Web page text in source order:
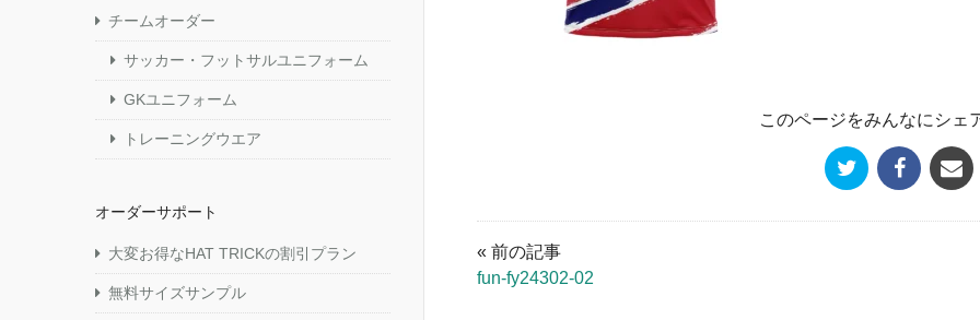
このページをみんなにシェ
« 前の記事
fun-fy24302-02
チームオーダー
サッカー・フットサルユニフォーム
GKユニフォーム
トレーニングウエア
オーダーサポート
大変お得なHAT TRICKの割引プラン
無料サイズサンプル